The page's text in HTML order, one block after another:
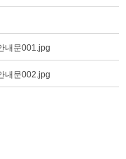
내문001.jpg
내문002.jpg